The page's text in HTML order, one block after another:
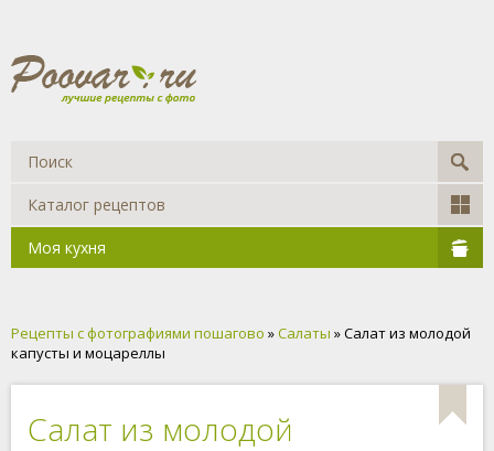
Каталог рецептов
Моя кухня
Рецепты с фотографиями пошагово »Салаты » Салат из молодой
капусты и моцареллы
Салат из молодой